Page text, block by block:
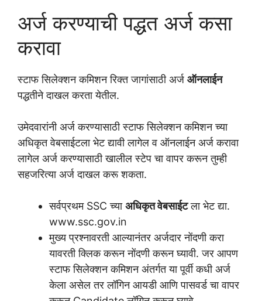
अर्ज करण्याची पद्धत अर्ज कसा
करावा
स्टाफ सिलेक्शन कमिशन रिक्त जागांसाठी अर्ज ऑनलाईन
पद्धतीने दाखल करता येतील.
उमेदवारांनी अर्ज करण्यासाठी स्टाफ सिलेक्शन कमिशन च्या
अधिकृत वेबसाईटला भेट द्यावी लागेल व ऑनलाईन अर्ज करावा
लागेल अर्ज करण्यासाठी खालील स्टेप चा वापर करून तुम्ही
सहजरित्या अर्ज दाखल करू शकता.
सर्वप्रथम SSC च्याअधिकृत वेबसाईटला भेट द्या.
www.ssc.gov.in
मुख्य प्रश्नावरती आल्यानंतर अर्जदार नोंदणी करा
यावरती क्लिक करून नोंदणी करून घ्यावी. जर आपण
स्टाफ सिलेक्शन कमिशन अंतर्गत या पूर्वी कधी अर्ज
केला असेल तर लॉगिन आयडी आणि पासवर्ड चा वापर